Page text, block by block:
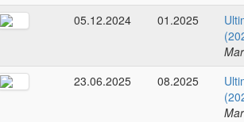
05.12.2024
01.2025
23.06.2025
08.2025